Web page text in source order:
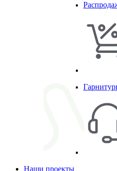
Наши проекты